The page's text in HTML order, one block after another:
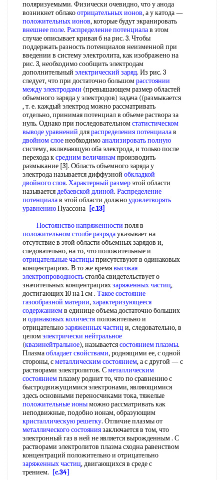
поляризуемыми. Физически очевидно, что у анода
возникнет облакоотрицательных ионов, а у катода —
положительных ионов, которые будут экранировать
внешнее поле. Распределение потенциалав этом
случае описывает кривая б на рис. 3. Чтобы
поддержать разность потенциалов неизменной при
введении в систему электролита, как изображено на
рис. 3, необходимо сообщить электродам
дополнительный электрический заряд. Из рис. 3
следует, что при достаточно большомрасстоянии
между электродами (превышающем размер областей
объемного заряда у электродов) задача ((размыкается
, т. е. каждый электрод можно рассматривать
отдельно, принимая потенциал в объеме раствора за
нуль. Однако при последовательномстатистическом
выводе уравнений дляраспределения потенциалав
двойном слоенеобходимоанализировать полную
систему, включающую оба электрода, и только после
перехода ксредним величинампроизводить
размыкание [3]. Область объемного заряда у
электрода называется диффузной обкладкой
двойного слоя. Характерный размерэтой области
называетсядебаевской длиной. Распределение
потенциалав этой области должноудовлетворять
уравнениюПуассона [c.13]
Постоянство напряженности поля в
положительном столбе разрядауказывает на
отсутствие в этой области объемных зарядов и,
следовательно, на то, что положительные и
отрицательные частицыприсутствуют в одинаковых
концентрациях. В то же времявысокая
электропроводностьстолба свидетельствует о
значительных концентрацияхзаряженных частиц,
достигающих 10 на 1 см . Такое состояние
газообразной материи,характеризующееся
содержаниемв единице объема достаточно больших
и одинаковых количеств положительно и
отрицательнозаряженных частиц и, следовательно, в
целомэлектрически нейтральное
(квазинейтральное), называетсясостоянием плазмы.
Плазмаобладает свойствами, роднящими ее, с одной
стороны, сметаллическим состоянием, а с другой — с
растворами электролитов. Сметаллическим
состояниемплазму роднит то, что по сравнению с
быстродвижущимися электронами, являющимися
здесь основными переносчиками тока, тяжелые
положительные ионыможно рассматривать как
неподвижные, подобно ионам, образующим
кристаллическую решетку. Отличие плазмы от
металлического состояниязаключается в том, что
электронный газ в ней не является вырожденным . С
растворами электролитов плазма сходна равенством
концентраций положительно и отрицательно
заряженных частиц, двигающихся в среде с
трением.
[c.34]